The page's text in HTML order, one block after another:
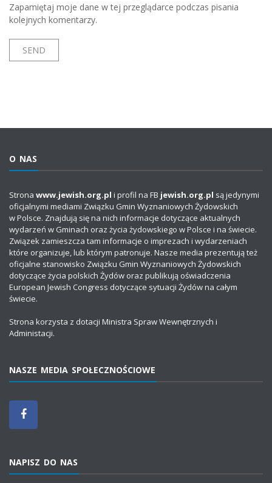
Zapamiętaj moje dane w tej przeglądarce podczas pisania
kolejnych komentarzy.
O NAS
Strona www.jewish.org.pl i profil na FB jewish.org.pl są jedynymi
oficjalnymi mediami Związku Gmin Wyznaniowych Żydowskich
w Polsce. Znajdują się na nich informacje dotyczące aktualnych
wydarzeń w Gminach oraz życia żydowskiego w Polsce i na świecie.
Związek zamieszcza tam informacje o imprezach i wydarzeniach
które organizuje, lub którym patronuje. Nasze media prezentują też
oficjalne stanowisko Związku Gmin Wyznaniowych Żydowskich
dotyczące życia polskich Żydów oraz publikują oświadczenia
European Jewish Congress dotyczące sytuacji Żydów na całym
świecie.
Strona korzysta z dotacji Ministra Spraw Wewnętrznych i
Administacji.
NASZE MEDIA SPOŁECZNOŚCIOWE
NAPISZ DO NAS